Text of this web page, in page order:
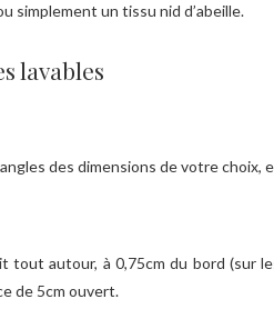
simplement un tissu nid d’abeille.
lavables
des dimensions de votre
autour, à 0,75cm du bord (sur
de 5cm ouvert.